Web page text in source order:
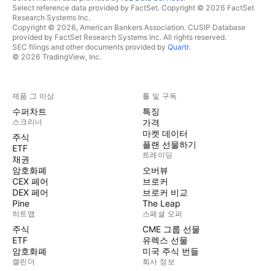
Select reference data provided by FactSet. Copyright © 2026 FactSet
Research Systems Inc.
Copyright © 2026, American Bankers Association. CUSIP Database
provided by FactSet Research Systems Inc. All rights reserved.
SEC filings and other documents provided by Quartr.
© 2026 TradingView, Inc.
제품 그 이상
수퍼차트
스크리너
주식
ETF
채권
암호화폐
CEX 페어
DEX 페어
Pine
히트맵
주식
ETF
암호화폐
캘린더
툴 및 구독
특징
가격
마켓 데이터
플랜 선물하기
트레이딩
오버뷰
브로커
브로커 비교
The Leap
스페셜 오퍼
CME 그룹 선물
유렉스 선물
미국 주식 번들
회사 정보